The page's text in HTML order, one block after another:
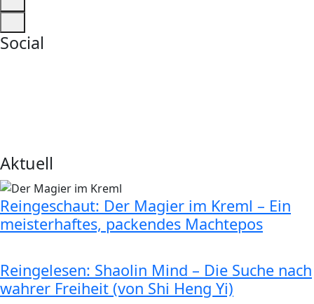
Social
Aktuell
Reingeschaut: Der Magier im Kreml – Ein
meisterhaftes, packendes Machtepos
Reingelesen: Shaolin Mind – Die Suche nach
wahrer Freiheit (von Shi Heng Yi)